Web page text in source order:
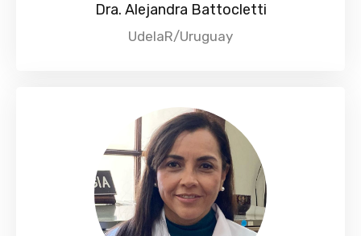
Dra. Alejandra Battocletti
UdelaR/Uruguay